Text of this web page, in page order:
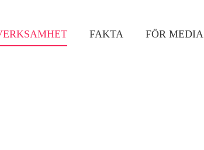
FAKTA FÖR MEDIA